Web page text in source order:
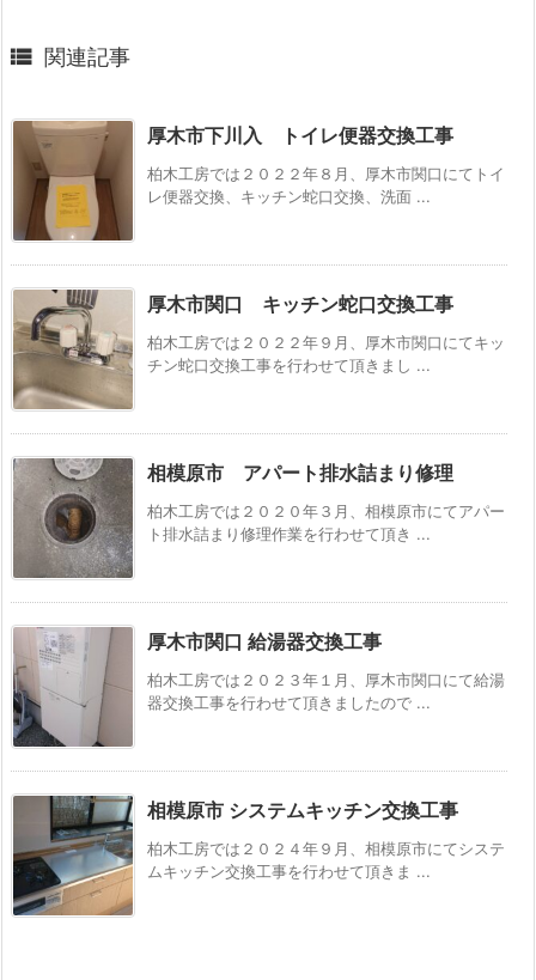
 関連記事
厚木市下川入 トイレ便器交換工事
柏木工房では２０２２年８月、厚木市関口にてトイ
レ便器交換、キッチン蛇口交換、洗面 ...
厚木市関口 キッチン蛇口交換工事
柏木工房では２０２２年９月、厚木市関口にてキッ
チン蛇口交換工事を行わせて頂きまし ...
相模原市 アパート排水詰まり修理
柏木工房では２０２０年３月、相模原市にてアパー
ト排水詰まり修理作業を行わせて頂き ...
厚木市関口 給湯器交換工事
柏木工房では２０２３年１月、厚木市関口にて給湯
器交換工事を行わせて頂きましたので ...
相模原市 システムキッチン交換工事
柏木工房では２０２４年９月、相模原市にてシステ
ムキッチン交換工事を行わせて頂きま ...